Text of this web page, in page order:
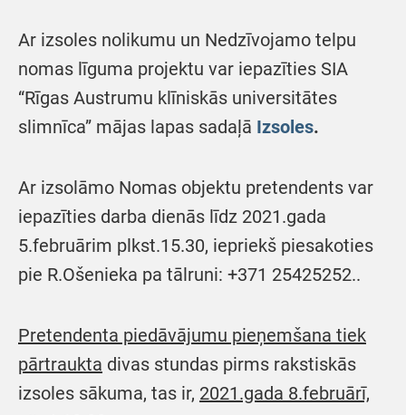
Ar izsoles nolikumu un Nedzīvojamo telpu
nomas līguma projektu var iepazīties SIA
“Rīgas Austrumu klīniskās universitātes
slimnīca” mājas lapas sadaļā Izsoles.
Ar izsolāmo Nomas objektu pretendents var
iepazīties darba dienās līdz 2021.gada
5.februārim plkst.15.30, iepriekš piesakoties
pie R.Ošenieka pa tālruni: +371 25425252..
Pretendenta piedāvājumu pieņemšana tiek
pārtraukta divas stundas pirms rakstiskās
izsoles sākuma, tas ir, 2021.gada 8.februārī,